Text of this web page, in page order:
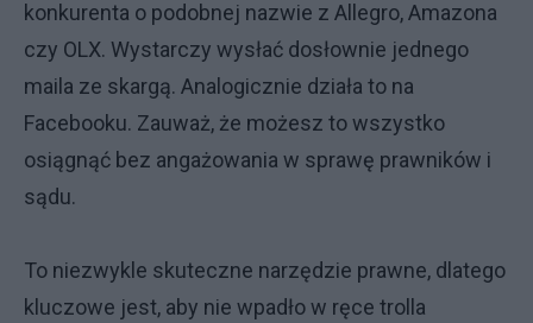
konkurenta o podobnej nazwie z Allegro, Amazona
czy OLX. Wystarczy wysłać dosłownie jednego
maila ze skargą. Analogicznie działa to na
Facebooku. Zauważ, że możesz to wszystko
osiągnąć bez angażowania w sprawę prawników i
sądu.
To niezwykle skuteczne narzędzie prawne, dlatego
kluczowe jest, aby nie wpadło w ręce trolla